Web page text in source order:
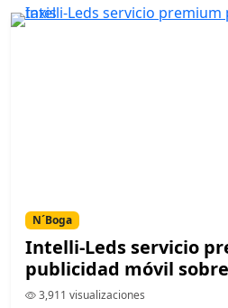
N´Boga
Intelli-Leds servicio
publicidad móvil
3,911 visualizaciones